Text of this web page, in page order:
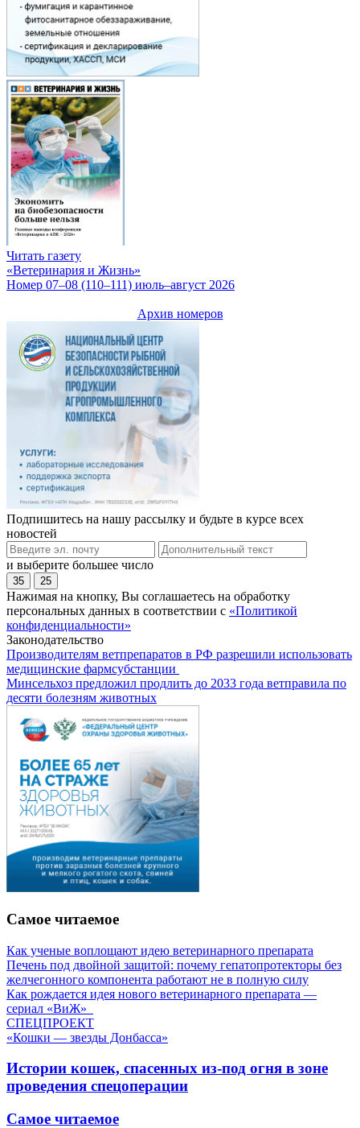
Читать газету
«Ветеринария и Жизнь»
Номер 07–08 (110–111) июль–август 2026
Архив номеров
Подпишитесь на нашу рассылку и будьте в курсе всех
новостей
и выберите большее число
35 25
Нажимая на кнопку, Вы соглашаетесь на обработку
персональных данных в соответствии с «Политикой
конфиденциальности»
Законодательство
Производителям ветпрепаратов в РФ разрешили использовать
медицинские фармсубстанции
Минсельхоз предложил продлить до 2033 года ветправила по
десяти болезням животных
Самое читаемое
Как ученые воплощают идею ветеринарного препарата
Печень под двойной защитой: почему гепатопротекторы без
желчегонного компонента работают не в полную силу
Как рождается идея нового ветеринарного препарата —
сериал «ВиЖ»
СПЕЦПРОЕКТ
«Кошки — звезды Донбасса»
Истории кошек, спасенных из-под огня в зоне
проведения спецоперации
Самое читаемое